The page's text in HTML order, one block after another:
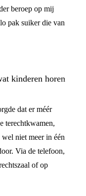
beroep op mij
pak suiker die van
kinderen horen
dat er méér
terechtkwamen,
niet meer in één
Via de telefoon,
of op